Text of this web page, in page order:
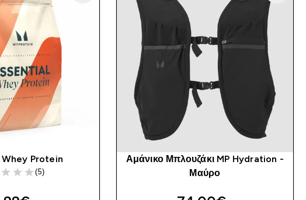
Protein
of 5 stars
(5)
Αμάνικο Μπλουζάκι MP Hydration -
Μαύρο